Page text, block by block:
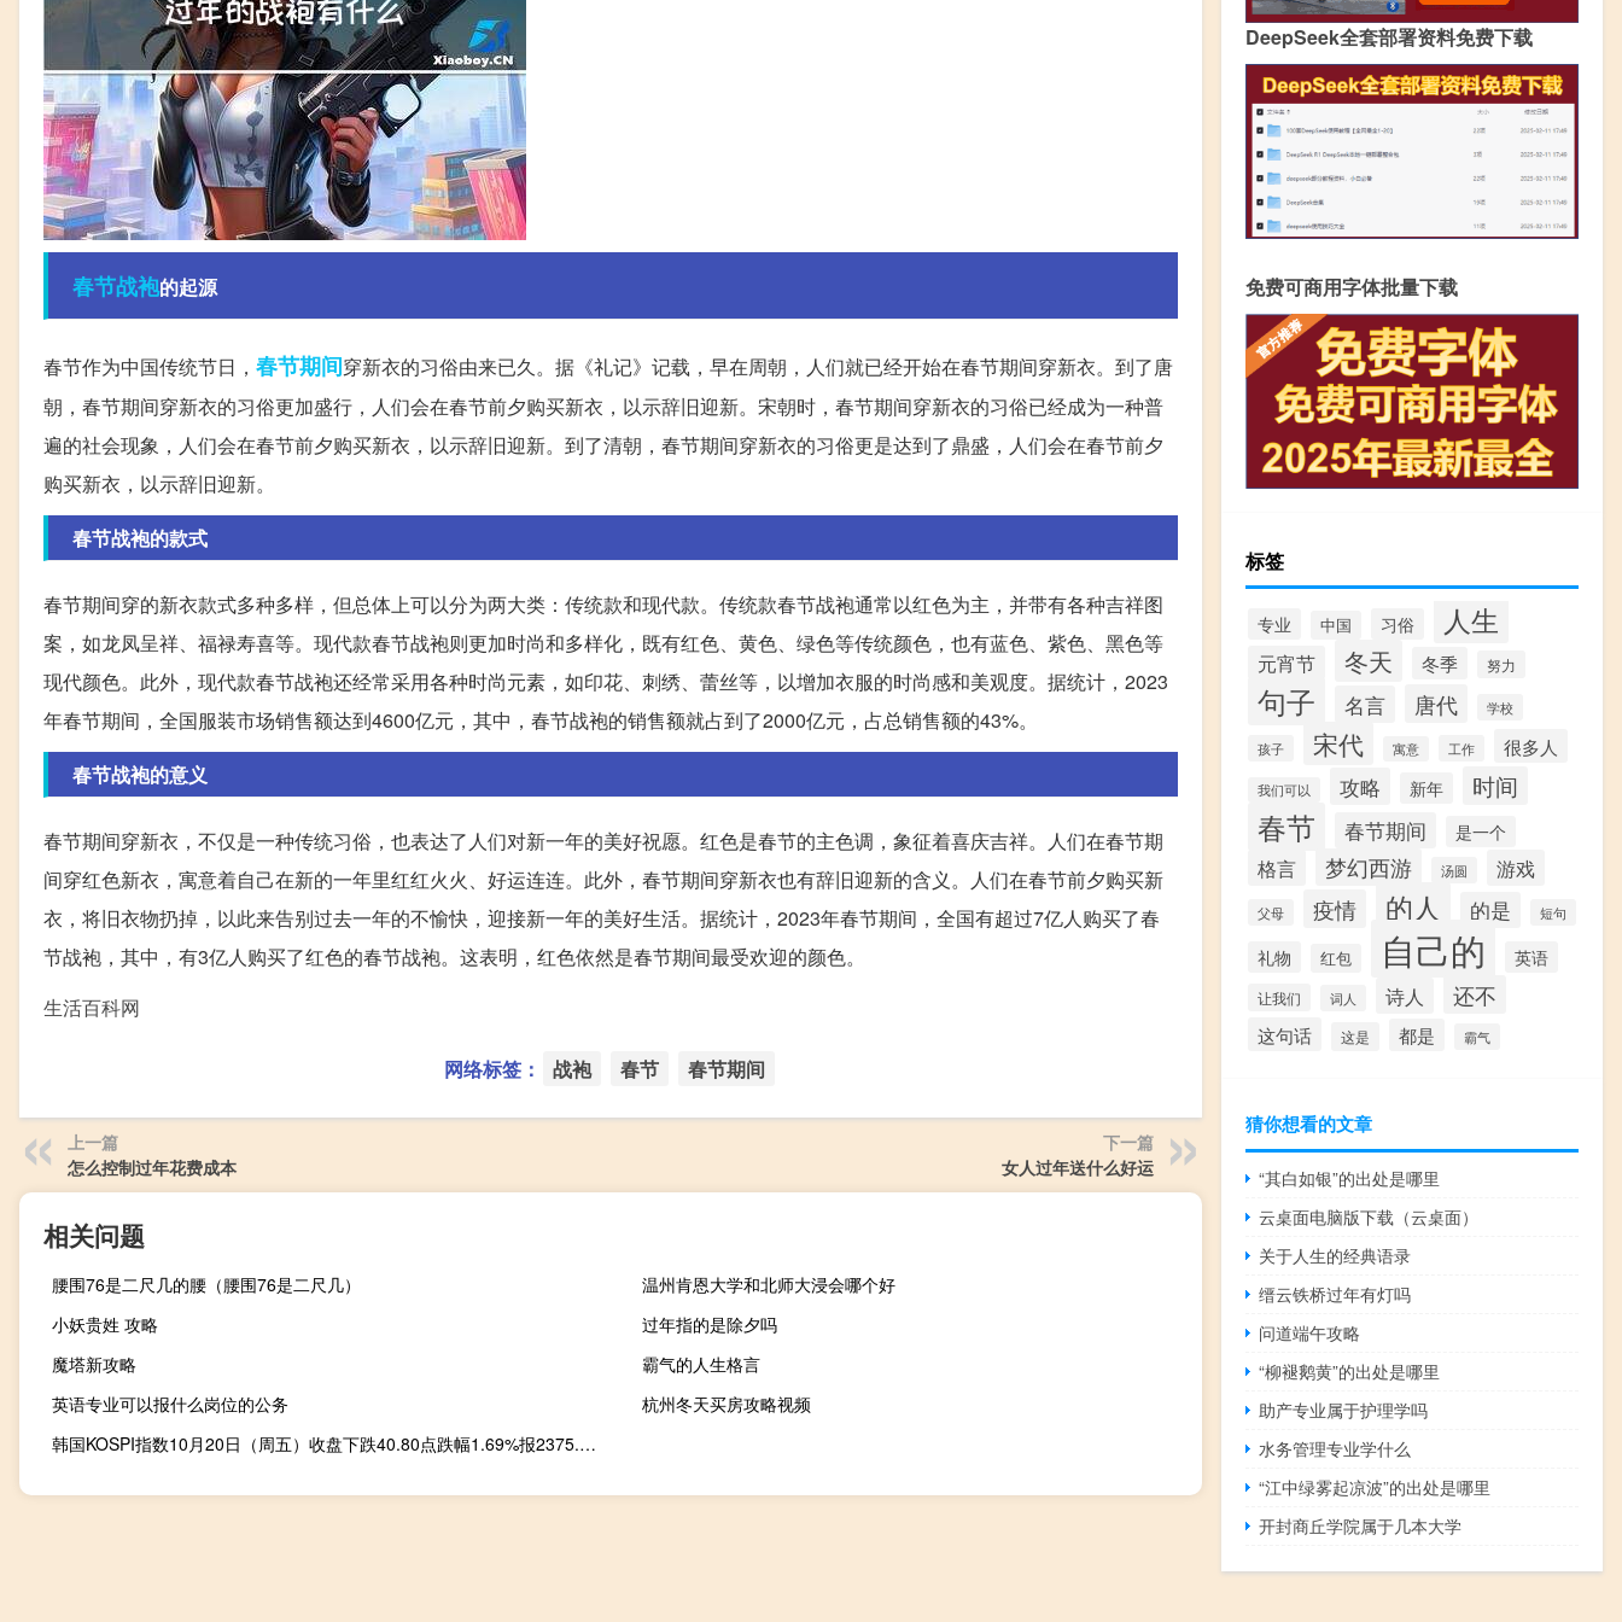
春节战袍的起源
春节作为中国传统节日， 春节期间穿新衣的习俗由来已久。据《礼记》记载，早在周朝，人们就已经开始在春节期间穿新衣。到了唐
朝，春节期间穿新衣的习俗更加盛行，人们会在春节前夕购买新衣，以示辞旧迎新。宋朝时，春节期间穿新衣的习俗已经成为一种普
遍的社会现象，人们会在春节前夕购买新衣，以示辞旧迎新。到了清朝，春节期间穿新衣的习俗更是达到了鼎盛，人们会在春节前夕
购买新衣，以示辞旧迎新。
春节战袍的款式
春节期间穿的新衣款式多种多样，但总体上可以分为两大类：传统款和现代款。传统款春节战袍通常以红色为主，并带有各种吉祥图
案，如龙凤呈祥、福禄寿喜等。现代款春节战袍则更加时尚和多样化，既有红色、黄色、绿色等传统颜色，也有蓝色、紫色、黑色等
现代颜色。此外，现代款春节战袍还经常采用各种时尚元素，如印花、刺绣、蕾丝等，以增加衣服的时尚感和美观度。据统计，2023
年春节期间，全国服装市场销售额达到4600亿元，其中，春节战袍的销售额就占到了2000亿元，占总销售额的43%。
春节战袍的意义
春节期间穿新衣，不仅是一种传统习俗，也表达了人们对新一年的美好祝愿。红色是春节的主色调，象征着喜庆吉祥。人们在春节期
间穿红色新衣，寓意着自己在新的一年里红红火火、好运连连。此外，春节期间穿新衣也有辞旧迎新的含义。人们在春节前夕购买新
衣，将旧衣物扔掉，以此来告别过去一年的不愉快，迎接新一年的美好生活。据统计，2023年春节期间，全国有超过7亿人购买了春
节战袍，其中，有3亿人购买了红色的春节战袍。这表明，红色依然是春节期间最受欢迎的颜色。
生活百科网
网络标签： 战袍 春节 春节期间
上一篇
怎么控制过年花费成本
下一篇
女人过年送什么好运
相关问题
腰围76是二尺几的腰（腰围76是二尺几）
温州肯恩大学和北师大浸会哪个好
小妖贵姓 攻略
过年指的是除夕吗
魔塔新攻略
霸气的人生格言
英语专业可以报什么岗位的公务
杭州冬天买房攻略视频
韩国KOSPI指数10月20日（周五）收盘下跌40.80点跌幅1.69%报2375.00点
DeepSeek全套部署资料免费下载
免费可商用字体批量下载
标签
专业 中国 习俗 人生
元宵节 冬天 冬季 努力
句子 名言 唐代 学校
孩子 宋代 寓意 工作 很多人
我们可以 攻略 新年 时间
春节 春节期间 是一个
格言 梦幻西游 汤圆 游戏
父母 疫情 的人 的是 短句
礼物 红包 自己的 英语
让我们 词人 诗人 还不
这句话 这是 都是 霸气
猜你想看的文章
“其白如银”的出处是哪里
云桌面电脑版下载（云桌面）
关于人生的经典语录
缙云铁桥过年有灯吗
问道端午攻略
“柳褪鹅黄”的出处是哪里
助产专业属于护理学吗
水务管理专业学什么
“江中绿雾起凉波”的出处是哪里
开封商丘学院属于几本大学